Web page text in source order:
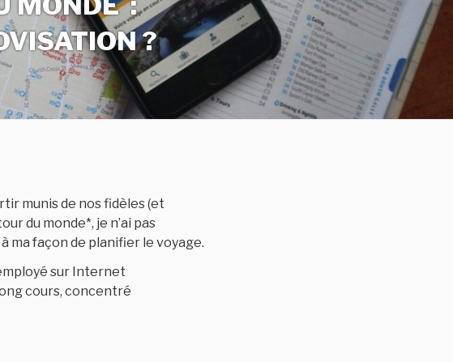
?
munis de nos fidèles (et
du monde*, je n’ai pas
ma façon de planifier le voyage.
sur Internet
cours, concentré